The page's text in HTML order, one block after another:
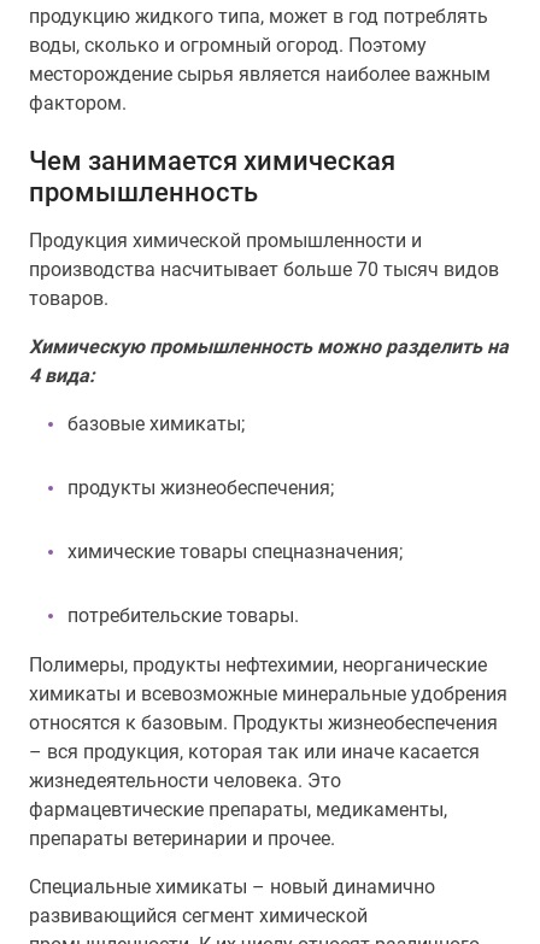
продукцию жидкого типа, может в год потреблять
воды, сколько и огромный огород. Поэтому
месторождение сырья является наиболее важным
фактором.
Чем занимается химическая
промышленность
Продукция химической промышленности и
производства насчитывает больше 70 тысяч видов
товаров.
Химическую промышленность можно разделить на
4 вида:
базовые химикаты;
продукты жизнеобеспечения;
химические товары спецназначения;
потребительские товары.
Полимеры, продукты нефтехимии, неорганические
химикаты и всевозможные минеральные удобрения
относятся к базовым. Продукты жизнеобеспечения
– вся продукция, которая так или иначе касается
жизнедеятельности человека. Это
фармацевтические препараты, медикаменты,
препараты ветеринарии и прочее.
Специальные химикаты – новый динамично
развивающийся сегмент химической